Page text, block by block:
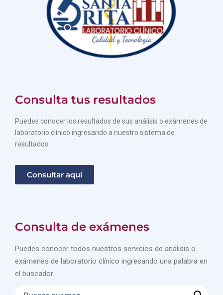
Consulta tus resultados
Puedes conocer los resultados de sus análisis o exámenes de
laboratorio clínico ingresando a nuestro sistema de
resultados.
Consultar aquí
Consulta de exámenes
Puedes conocer todos nuestros servicios de análisis o
exámenes de laboratorio clínico ingresando una palabra en
el buscador.